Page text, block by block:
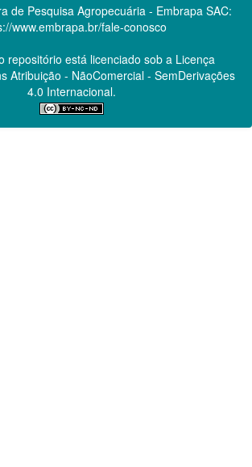
de Pesquisa Agropecuária - Embrapa SAC:
www.embrapa.br/fale-conosco
repositório está licenciado sob a Licença
Atribuição - NãoComercial - SemDerivações
4.0 Internacional.